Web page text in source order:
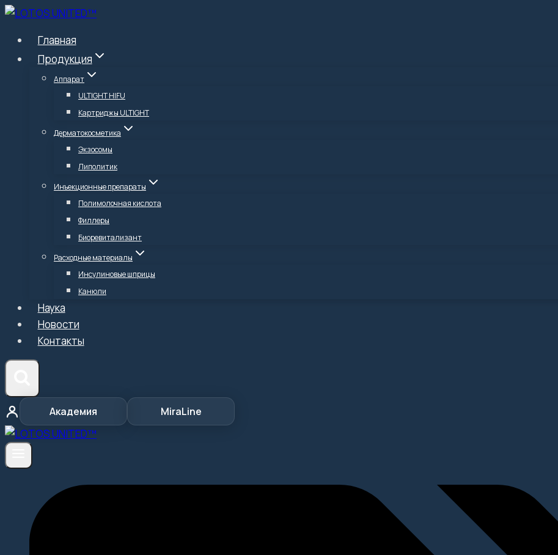
Перейти
содержимому
Главная
Продукция
Аппарат
ULTIGHT HIFU
Картриджы ULTIGHT
Дерматокосметика
Экзосомы
Липолитик
Инъекционные препараты
Полимолочная кислота
Филлеры
Биоревитализант
Расходные материалы
Инсулиновые шприцы
Канюли
Наука
Новости
Контакты
Академия MiraLine